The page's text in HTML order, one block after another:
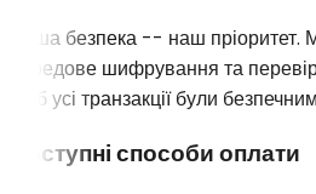
Ваша безпека -- наш пріоритет.
передове шифрування та
щоб усі транзакції були
Доступні способи оплати